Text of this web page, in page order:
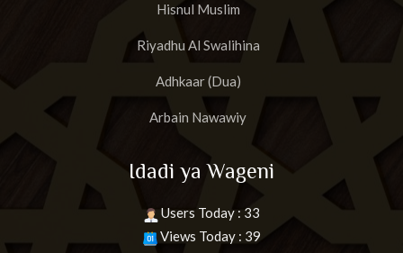
Hisnul Muslim
Riyadhu Al Swalihina
Adhkaar (Dua)
Arbain Nawawiy
Idadi ya Wageni
Users Today : 33
Views Today : 39